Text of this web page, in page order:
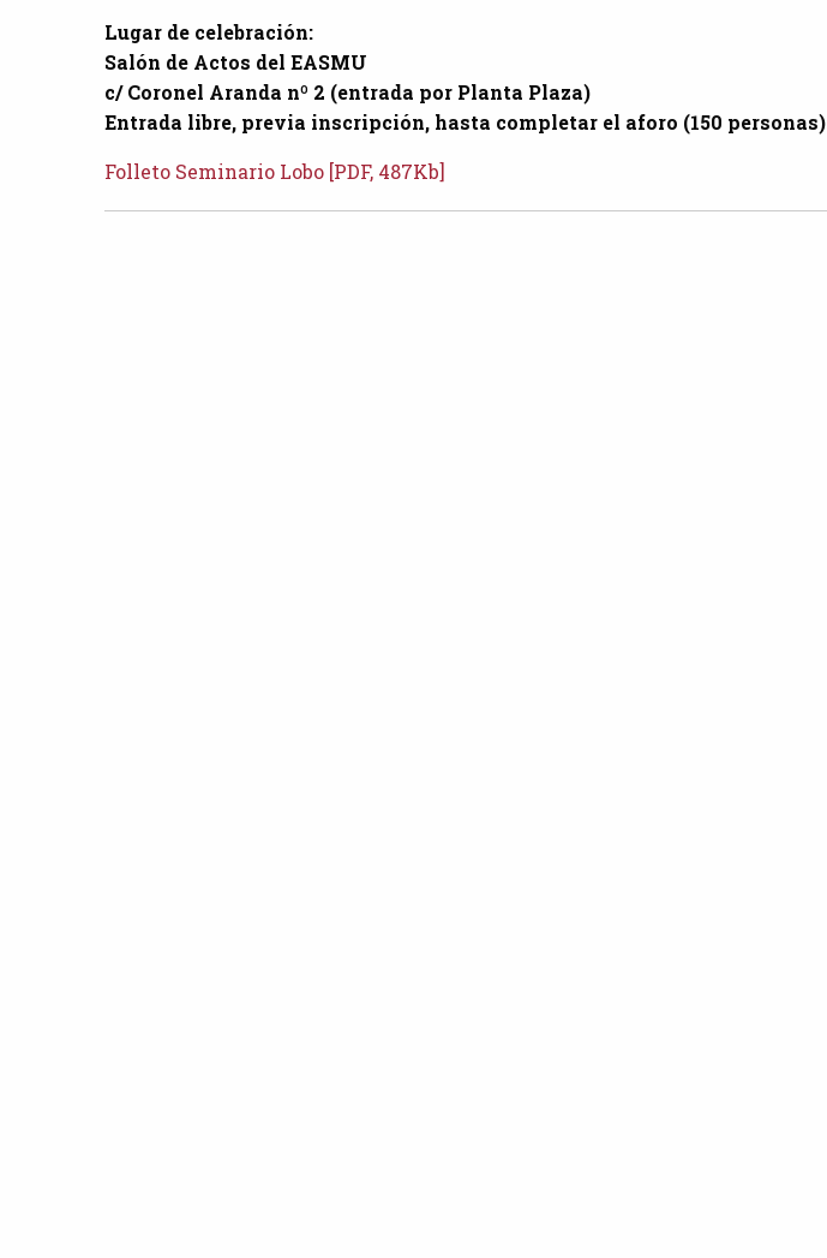
Lugar de celebración:
Salón de Actos del EASMU
c/ Coronel Aranda nº 2 (entrada por Planta Plaza)
Entrada libre, previa inscripción, hasta completar el aforo (150 personas)
Folleto Seminario Lobo [PDF, 487Kb]